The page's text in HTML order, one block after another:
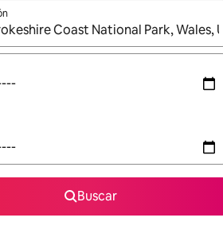
los resultados estén disponibles, navega
Buscar